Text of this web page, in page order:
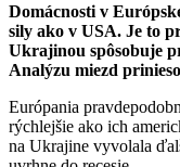
Domácnosti v
sily ako v USA. Je to
Ukrajinou spôsobuje
Analýzu miezd
Európania
rýchlejšie ako ich
na Ukrajine vyvolala